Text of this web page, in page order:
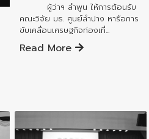
ผู้ว่าฯ ลำพูน ให้การต้อนรับ
คณะวิจัย มธ. ศูนย์ลำปาง หารือการ
ขับเคลื่อนเศรษฐกิจท่องเที่...
Read More